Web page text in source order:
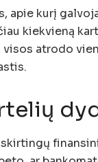
apie kurį
kiekvieną
atrodo